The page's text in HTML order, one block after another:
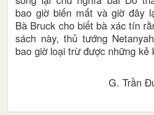
bao giờ biến mất và giờ đây
Bà Bruck cho biết bà xác tín
sách này, thủ tướng
bao giờ loại trừ được những kẻ
G. Trần